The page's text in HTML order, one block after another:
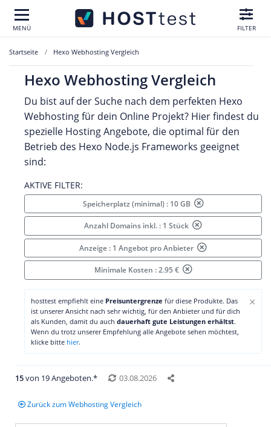
MENÜ FILTER
Startseite Hexo Webhosting Vergleich
Hexo Webhosting Vergleich
Du bist auf der Suche nach dem perfekten Hexo
Webhosting für dein Online Projekt? Hier findest du
spezielle Hosting Angebote, die optimal für den
Betrieb des Hexo Node.js Frameworks geeignet
sind:
AKTIVE FILTER:
Speicherplatz (minimal) : 10 GB
Anzahl Domains inkl. : 1 Stück
Anzeige : 1 Angebot pro Anbieter
Minimale Kosten : 2.95 €
×
hosttest empfiehlt eine Preisuntergrenze für diese Produkte. Das
ist unserer Ansicht nach sehr wichtig, für den Anbieter und für dich
als Kunden, damit du auch dauerhaft gute Leistungen erhältst.
Wenn du trotz unserer Empfehlung alle Angebote sehen möchtest,
klicke bitte hier.
15von 19 Angeboten.* 03.08.2026
Zurück zum Webhosting Vergleich